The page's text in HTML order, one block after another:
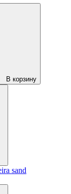
В корзину